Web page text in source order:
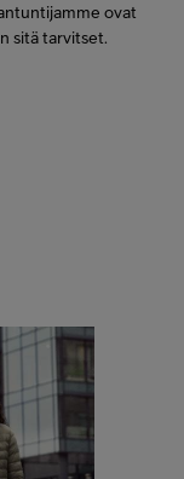
ovat
sitä tarvitset.